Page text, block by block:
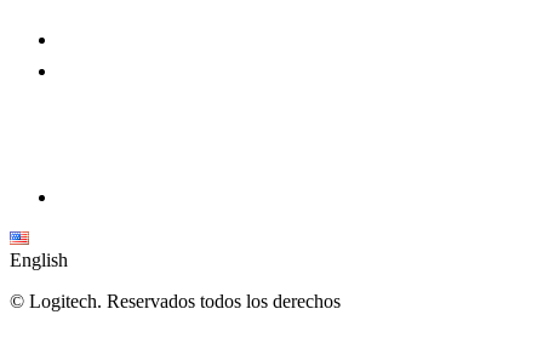
English
© Logitech. Reservados todos los derechos